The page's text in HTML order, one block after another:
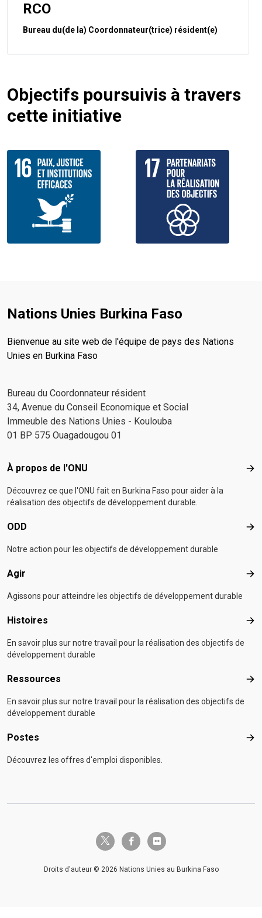
RCO
Bureau du(de la) Coordonnateur(trice) résident(e)
Objectifs poursuivis à travers
cette initiative
Nations Unies Burkina Faso
Bienvenue au site web de l'équipe de pays des Nations
Unies en Burkina Faso
Bureau du Coordonnateur résident
34, Avenue du Conseil Economique et Social
Immeuble des Nations Unies - Koulouba
01 BP 575 Ouagadougou 01
Footer menu
À propos de l'ONU À
Découvrez ce que l'ONU fait en Burkina Faso pour aider à la
réalisation des objectifs de développement durable.
ODD
Notre action pour les objectifs de développement durable
Agir Agir
Agissons pour atteindre les objectifs de développement durable
Histoires
En savoir plus sur notre travail pour la réalisation des objectifs de
développement durable
Ressources
En savoir plus sur notre travail pour la réalisation des objectifs de
développement durable
Postes
Découvrez les offres d'emploi disponibles.
twitter-x facebook-fflickr
Droits d'auteur © 2026 Nations Unies au Burkina Faso